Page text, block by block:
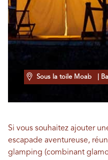
Sous la toile Moab |
Si vous souhaitez ajouter
escapade aventureuse,
glamping (combinant